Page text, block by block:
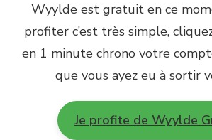
Wyylde est gratuit en ce
profiter c’est très simple,
en 1 minute chrono votre
que vous ayez eu à sortir
Je profite de Wyylde